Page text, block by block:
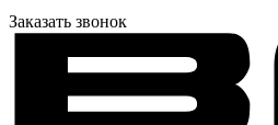
Заказать звонок